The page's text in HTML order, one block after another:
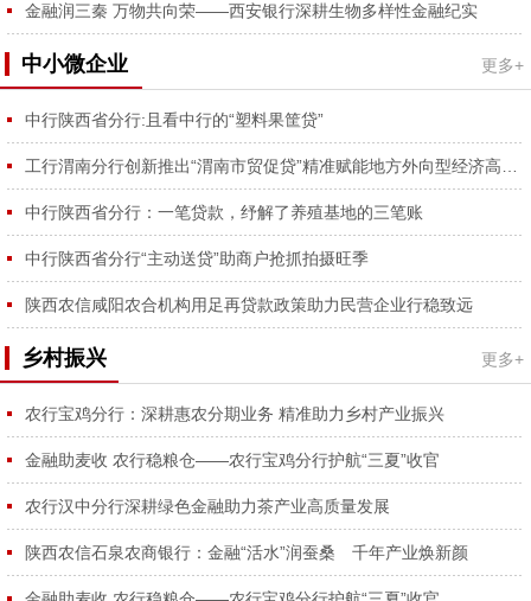
金融润三秦 万物共向荣——西安银行深耕生物多样性金融纪实
中小微企业 更多+
中行陕西省分行:且看中行的“塑料果筐贷”
中行陕西省分行：一笔贷款，纾解了养殖基地的三笔账
中行陕西省分行“主动送贷”助商户抢抓拍摄旺季
陕西农信咸阳农合机构用足再贷款政策助力民营企业行稳致远
乡村振兴 更多+
农行宝鸡分行：深耕惠农分期业务 精准助力乡村产业振兴
金融助麦收 农行稳粮仓——农行宝鸡分行护航“三夏”收官
农行汉中分行深耕绿色金融助力茶产业高质量发展
陕西农信石泉农商银行：金融“活水”润蚕桑 千年产业焕新颜